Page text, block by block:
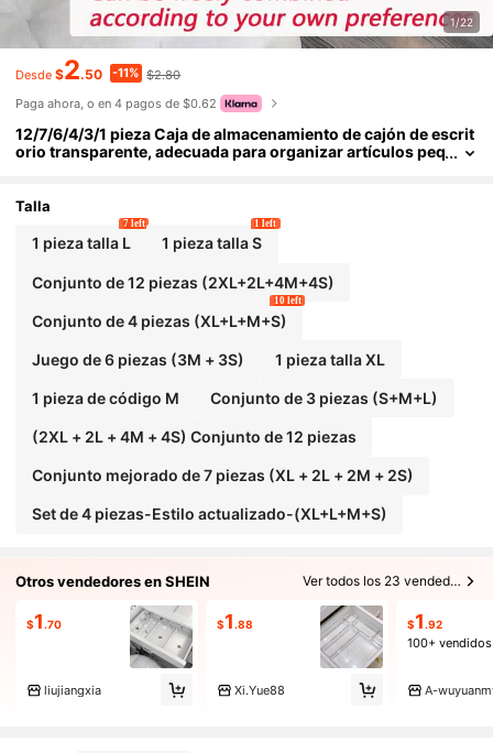
1/22
Desde $2.50 -11% $2.80
Paga ahora, o en 4 pagos de $0.62
12/7/6/4/3/1 pieza Caja de almacenamiento de cajón de escrit
orio transparente, adecuada para organizar artículos peq
cesidades diarias, adecuada para dormitorio de estudiante, d
ecoración de habitación, almacenamiento de escritorio, cos
méticos
Talla
1 pieza talla L
7 left
1 pieza talla S
1 left
Conjunto de 12 piezas (2XL+2L+4M+4S)
Conjunto de 4 piezas (XL+L+M+S)
10 left
Juego de 6 piezas (3M + 3S) 1 pieza talla XL
1 pieza de código M Conjunto de 3 piezas (S+M+L)
(2XL + 2L + 4M + 4S) Conjunto de 12 piezas
Conjunto mejorado de 7 piezas (XL + 2L + 2M + 2S)
Set de 4 piezas-Estilo actualizado-(XL+L+M+S)
Otros vendedores en SHEIN Ver todos los 23 vendedores
$1 .70
liujiangxia
$1 .88
Xi.Yue88
$1 .92
100+ vendidos
A-